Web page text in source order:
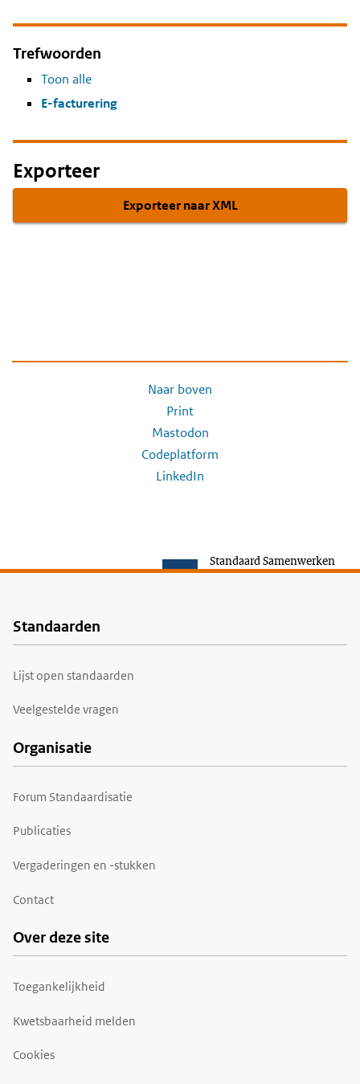
Trefwoorden
Toon alle
E-facturering
Exporteer
Exporteer naar XML
Naar boven
Print
Mastodon
Codeplatform
LinkedIn
Standaard Samenwerken
Voet
Standaarden
Lijst open standaarden
Veelgestelde vragen
Organisatie
Forum Standaardisatie
Publicaties
Vergaderingen en -stukken
Contact
Over deze site
Toegankelijkheid
Kwetsbaarheid melden
Cookies